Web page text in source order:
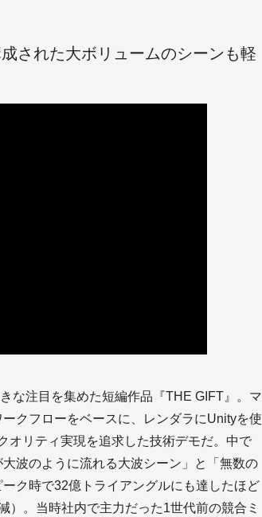
された大ボリュームのシーンも軽
な注目を集めた短編作品『THE GIFT』。マ
クフローをベースに、レンダラにUnityを使
オリティ実現を追求した技術デモだ。中で
波のように流れる大波シーン」と「無数の
ク時で32億トライアングルにも達したほど
）。当時社内で主力だった1世代前の競合ミ